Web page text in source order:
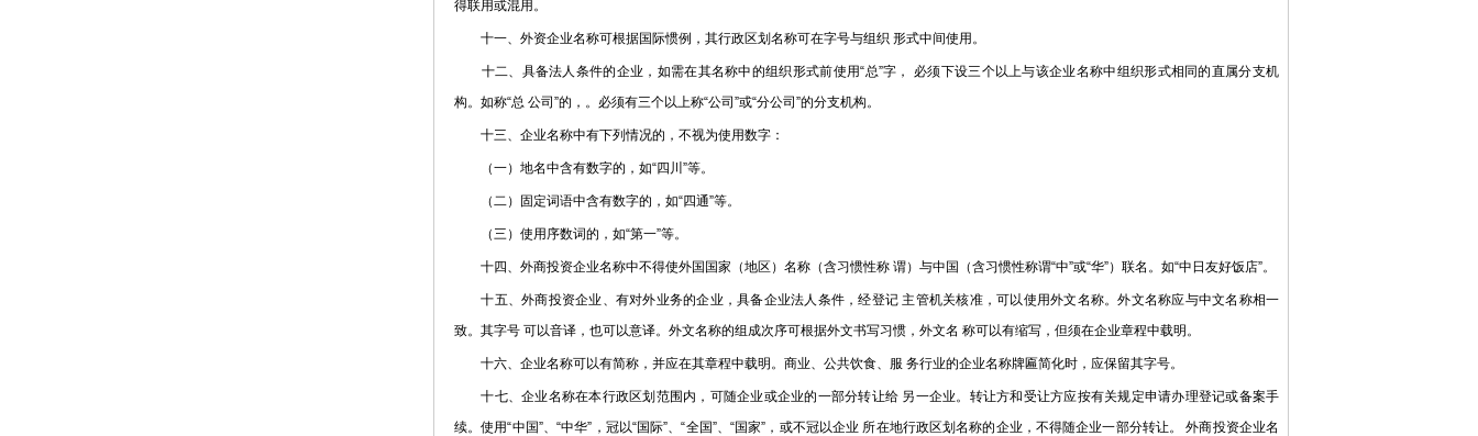
得联用或混用。
十一、外资企业名称可根据国际惯例，其行政区划名称可在字号与组织 形式中间使用。
十二、具备法人条件的企业，如需在其名称中的组织形式前使用“总”字， 必须下设三个以上与该企业名称中组织形式相同的直属分支机
构。如称“总 公司”的，。必须有三个以上称“公司”或“分公司”的分支机构。
十三、企业名称中有下列情况的，不视为使用数字：
（一）地名中含有数字的，如“四川”等。
（二）固定词语中含有数字的，如“四通”等。
（三）使用序数词的，如“第一”等。
十四、外商投资企业名称中不得使外国国家（地区）名称（含习惯性称 谓）与中国（含习惯性称谓“中”或“华”）联名。如“中日友好饭店”。
十五、外商投资企业、有对外业务的企业，具备企业法人条件，经登记 主管机关核准，可以使用外文名称。外文名称应与中文名称相一
致。其字号 可以音译，也可以意译。外文名称的组成次序可根据外文书写习惯，外文名 称可以有缩写，但须在企业章程中载明。
十六、企业名称可以有简称，并应在其章程中载明。商业、公共饮食、服 务行业的企业名称牌匾简化时，应保留其字号。
十七、企业名称在本行政区划范围内，可随企业或企业的一部分转让给 另一企业。转让方和受让方应按有关规定申请办理登记或备案手
续。使用“中国”、“中华”，冠以“国际”、“全国”、“国家”，或不冠以企业 所在地行政区划名称的企业，不得随企业一部分转让。 外商投资企业名